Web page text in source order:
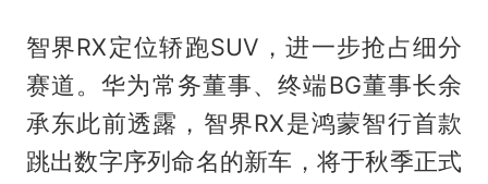
智界RX定位轿跑SUV，进一步抢占细分
赛道。华为常务董事、终端BG董事长余
承东此前透露，智界RX是鸿蒙智行首款
跳出数字序列命名的新车，将于秋季正式